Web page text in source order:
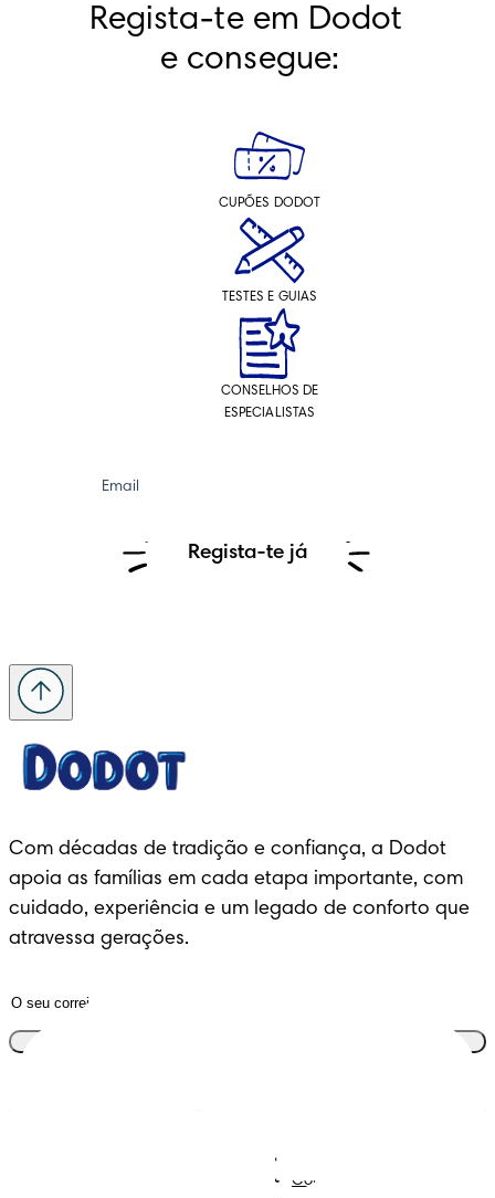
Regista-te em Dodot
e consegue:
CUPÕES DODOT
TESTES E GUIAS
CONSELHOS DE
ESPECIALISTAS
Email
Regista-te já
Com décadas de tradição e confiança, a Dodot
apoia as famílias em cada etapa importante, com
cuidado, experiência e um legado de conforto que
atravessa gerações.
Contacta-nos